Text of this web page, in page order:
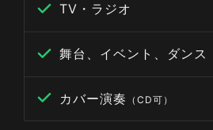
TV・ラジオ
舞台、イベント、ダンス
カバー演奏 （CD可）